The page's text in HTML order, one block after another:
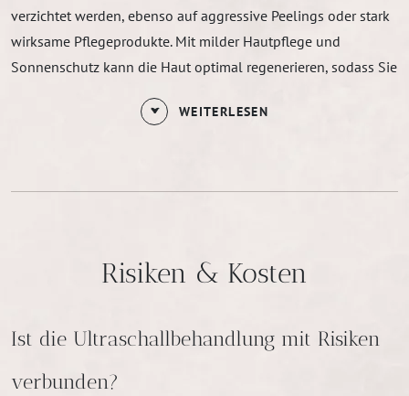
verzichtet werden, ebenso auf aggressive Peelings oder stark
wirksame Pflegeprodukte. Mit milder Hautpflege und
Sonnenschutz kann die Haut optimal regenerieren, sodass Sie
WEITERLESEN
Risiken & Kosten
Ist die Ultraschallbehandlung mit Risiken
verbunden?